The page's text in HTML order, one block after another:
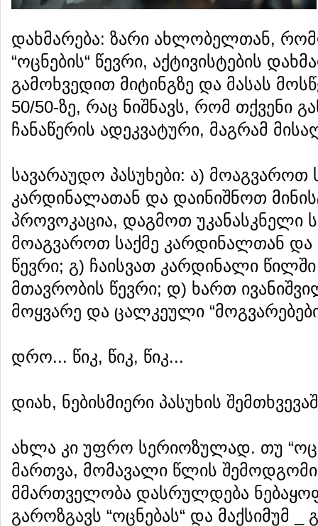
დახმარება: ზარი ახლობელთან,
“ოცნების“ წევრი, აქტივისტების
გამოხვედით მიტინგზე და მასას
50/50-ზე, რაც ნიშნავს, რომ თქვენი
ჩანაწერის ადეკვატური, მაგრამ
სავარაუდო პასუხები: ა) მოაგვაროთ
კარდინალათან და დაინიშნოთ
პროვოკაცია, დაგმოთ უკანასკნელი
მოაგვაროთ საქმე კარდინალთან და
წევრი; გ) ჩაისვათ კარდინალი
მთავრობის წევრი; დ) ხართ
მოყვარე და ცალკეული
დრო... წიკ, წიკ, წიკ...
დიახ, ნებისმიერი პასუხის
ახლა კი უფრო სერიოზულად. თუ
მართვა, მომავალი წლის
მმართველობა დასრულდება
გაროზგავს “ოცნებას“ და მაქსიმუმ